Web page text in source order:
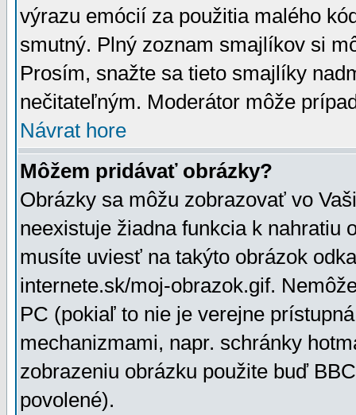
výrazu emócií za použitia malého
smutný. Plný zoznam smajlíkov si
Prosím, snažte sa tieto smajlíky
nečitateľným. Moderátor môže
Návrat hore
Môžem pridávať obrázky?
Obrázky sa môžu zobrazovať vo
neexistuje žiadna funkcia k nahratiu
musíte uviesť na takýto obrázok
internete.sk/moj-obrazok.gif.
PC (pokiaľ to nie je verejne
mechanizmami, napr. schránky
zobrazeniu obrázku použite buď
povolené).